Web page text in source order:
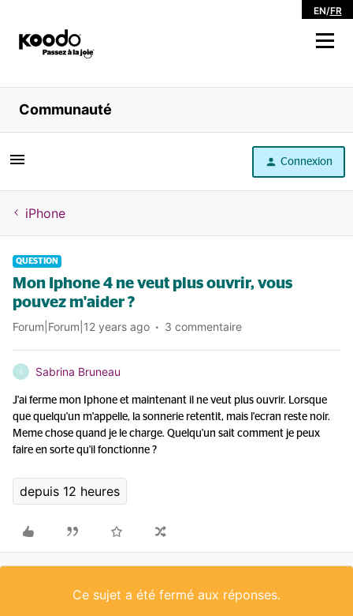
EN/FR
Magasiner
Libre service
Aide
Communauté
Connexion
iPhone
QUESTION
Mon Iphone 4 ne veut plus ouvrir, vous
pouvez m'aider ?
Forum|Forum|12 years ago 3 commentaire
S Sabrina Bruneau
J'ai ferme mon Iphone et maintenant il ne veut plus ouvrir. Lorsque
que quelqu'un m'appelle, la sonnerie retentit, mais l'ecran reste noir.
Meme chose quand je le charge. Quelqu'un sait comment je peux
faire en sorte qu'il fonctionne ?
depuis 12 heures
Ce sujet a été fermé aux réponses.